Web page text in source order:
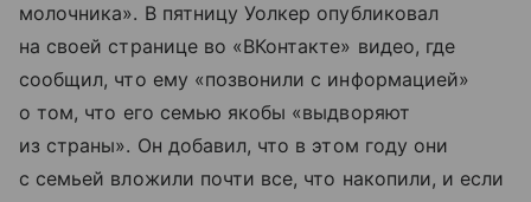
молочника». В пятницу Уолкер опубликовал
на своей странице во «ВКонтакте» видео, где
сообщил, что ему «позвонили с информацией»
о том, что его семью якобы «выдворяют
из страны». Он добавил, что в этом году они
с семьей вложили почти все, что накопили, и если